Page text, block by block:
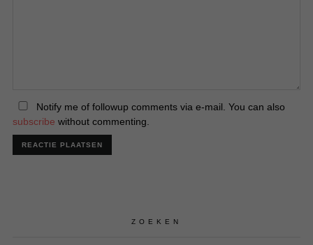
Notify me of followup comments via e-mail. You can also
subscribe without commenting.
ZOEKEN